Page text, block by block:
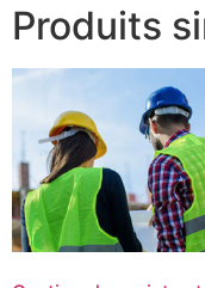
Produits